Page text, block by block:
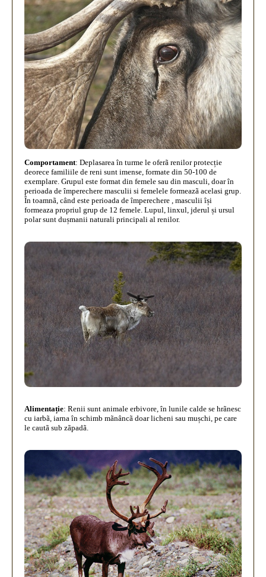
Comportament: Deplasarea în turme le oferã renilor protecție
deorece familiile de reni sunt imense, formate din 50-100 de
exemplare. Grupul este format din femele sau din masculi, doar în
perioada de împerechere masculii si femelele formeazã acelasi grup.
În toamnã, când este perioada de împerechere , masculii își
formeaza propriul grup de 12 femele. Lupul, linxul, jderul și ursul
polar sunt dușmanii naturali principali al renilor.
Alimentație: Renii sunt animale erbivore, în lunile calde se hrãnesc
cu iarbã, iarna în schimb mãnâncã doar licheni sau mușchi, pe care
le cautã sub zãpadã.